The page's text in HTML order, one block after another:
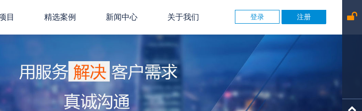
目 精选案例
微信案例
系统案例
新闻中心
行业动态
关于我们
公司介绍
企业文化
联系我们
登录 注册